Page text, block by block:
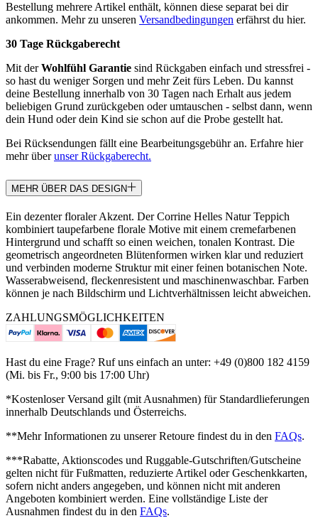
Bestellung mehrere Artikel enthält, können diese separat bei dir
ankommen. Mehr zu unseren Versandbedingungen erfährst du hier.
30 Tage Rückgaberecht
Mit derWohlfühl Garantie sind Rückgaben einfach und stressfrei -
so hast du weniger Sorgen und mehr Zeit fürs Leben. Du kannst
deine Bestellung innerhalb von 30 Tagen nach Erhalt aus jedem
beliebigen Grund zurückgeben oder umtauschen - selbst dann, wenn
dein Hund oder dein Kind sie schon auf die Probe gestellt hat.
Bei Rücksendungen fällt eine Bearbeitungsgebühr an. Erfahre hier
mehr überunser Rückgaberecht.
MEHR ÜBER DAS DESIGN
Ein dezenter floraler Akzent. Der Corrine Helles Natur Teppich
kombiniert taupefarbene florale Motive mit einem cremefarbenen
Hintergrund und schafft so einen weichen, tonalen Kontrast. Die
geometrisch angeordneten Blütenformen wirken klar und reduziert
und verbinden moderne Struktur mit einer feinen botanischen Note.
Wasserabweisend, fleckenresistent und maschinenwaschbar. Farben
können je nach Bildschirm und Lichtverhältnissen leicht abweichen.
ZAHLUNGSMÖGLICHKEITEN
Hast du eine Frage? Ruf uns einfach an unter: +49 (0)800 182 4159
(Mi. bis Fr., 9:00 bis 17:00 Uhr)
*Kostenloser Versand gilt (mit Ausnahmen) für Standardlieferungen
innerhalb Deutschlands und Österreichs.
**Mehr Informationen zu unserer Retoure findest du in den FAQs.
***Rabatte, Aktionscodes und Ruggable-Gutschriften/Gutscheine
gelten nicht für Fußmatten, reduzierte Artikel oder Geschenkkarten,
sofern nicht anders angegeben, und können nicht mit anderen
Angeboten kombiniert werden. Eine vollständige Liste der
Ausnahmen findest du in den FAQs.